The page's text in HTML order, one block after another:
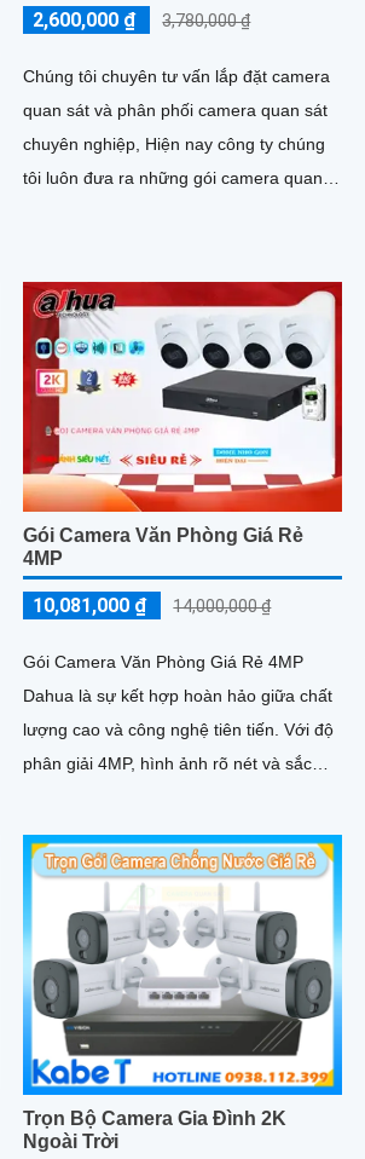
2,600,000 ₫ 3,780,000 ₫
Chúng tôi chuyên tư vấn lắp đặt camera
quan sát và phân phối camera quan sát
chuyên nghiệp, Hiện nay công ty chúng
tôi luôn đưa ra những gói camera quan
Gói Camera Văn Phòng Giá Rẻ
4MP
10,081,000 ₫ 14,000,000 ₫
Gói Camera Văn Phòng Giá Rẻ 4MP
Dahua là sự kết hợp hoàn hảo giữa chất
lượng cao và công nghệ tiên tiến. Với độ
phân giải 4MP, hình ảnh rõ nét và sắc
ghi lại mọi chi tiết quan trọng trong văn
phòng của bạn
Trọn Bộ Camera Gia Đình 2K
Ngoài Trời